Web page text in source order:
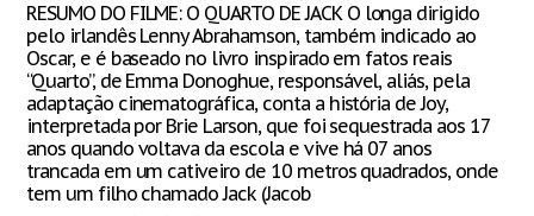
RESUMO DO FILME: O QUARTO DE JACK O longa dirigido
pelo irlandês Lenny Abrahamson, também indicado ao
Oscar, e é baseado no livro inspirado em fatos reais
“Quarto”, de Emma Donoghue, responsável, aliás, pela
adaptação cinematográfica, conta a história de Joy,
interpretada por Brie Larson, que foi sequestrada aos 17
anos quando voltava da escola e vive há 07 anos
trancada em um cativeiro de 10 metros quadrados, onde
tem um filho chamado Jack (Jacob